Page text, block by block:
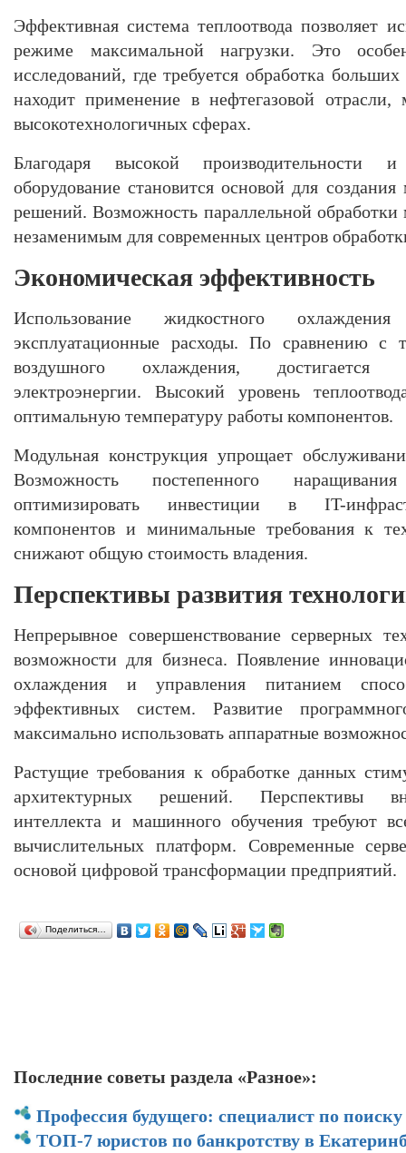
Эффективная система теплоотвода позволяет
режиме максимальной нагрузки. Это
исследований, где требуется обработка
находит применение в нефтегазовой
высокотехнологичных сферах.
Благодаря высокой производительности
оборудование становится основой для
решений. Возможность параллельной обработки
незаменимым для современных центров
Экономическая эффективность
Использование жидкостного
эксплуатационные расходы. По сравнению с
воздушного охлаждения, достигается
электроэнергии. Высокий уровень
оптимальную температуру работы компонентов.
Модульная конструкция упрощает
Возможность постепенного
оптимизировать инвестиции в IT-
компонентов и минимальные требования к
снижают общую стоимость владения.
Перспективы развития
Непрерывное совершенствование серверных
возможности для бизнеса. Появление
охлаждения и управления питанием
эффективных систем. Развитие
максимально использовать аппаратные
Растущие требования к обработке данных
архитектурных решений. Перспективы
интеллекта и машинного обучения требуют
вычислительных платформ. Современные
основой цифровой трансформации предприятий.
Поделиться…
Последние советы раздела «Разное»:
Профессия будущего: специалист по
ТОП-7 юристов по банкротству в